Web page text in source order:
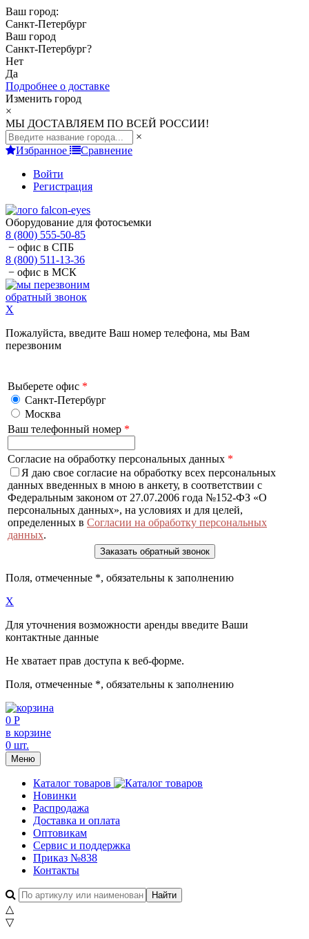
Ваш город:
Санкт-Петербург
Ваш город
Санкт-Петербург?
Нет
Да
Подробнее о доставке
Изменить город
×
МЫ ДОСТАВЛЯЕМ ПО ВСЕЙ РОССИИ!
×
Избранное
Сравнение
Войти
Регистрация
Оборудование для фотосъемки
8 (800) 555-50-85
− офис в СПБ
8 (800) 511-13-36
− офис в МСК
обратный звонок
X
Пожалуйста, введите Ваш номер телефона, мы Вам
перезвоним
Выберете офис *
Санкт-Петербург
Москва
Ваш телефонный номер *
Согласие на обработку персональных данных *
Я даю свое согласие на обработку всех персональных
данных введенных в мною в анкету, в соответствии с
Федеральным законом от 27.07.2006 года №152-ФЗ «О
персональных данных», на условиях и для целей,
определенных в Согласии на обработку персональных
данных.
Поля, отмеченные *, обязательны к заполнению
X
Для уточнения возможности аренды введите Ваши
контактные данные
Не хватает прав доступа к веб-форме.
Поля, отмеченные *, обязательны к заполнению
0 Р
в корзине
0 шт.
Меню
Каталог товаров
Новинки
Распродажа
Доставка и оплата
Оптовикам
Сервис и поддержка
Приказ №838
Контакты
△
▽